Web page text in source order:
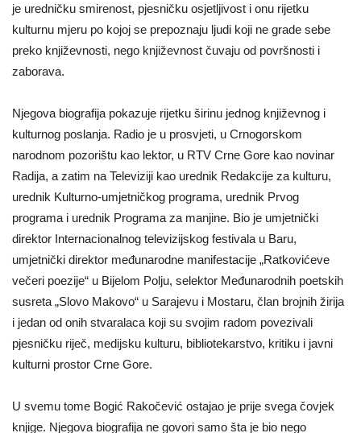
je uredničku smirenost, pjesničku osjetljivost i onu rijetku
kulturnu mjeru po kojoj se prepoznaju ljudi koji ne grade sebe
preko književnosti, nego književnost čuvaju od površnosti i
zaborava.
Njegova biografija pokazuje rijetku širinu jednog književnog i
kulturnog poslanja. Radio je u prosvjeti, u Crnogorskom
narodnom pozorištu kao lektor, u RTV Crne Gore kao novinar
Radija, a zatim na Televiziji kao urednik Redakcije za kulturu,
urednik Kulturno-umjetničkog programa, urednik Prvog
programa i urednik Programa za manjine. Bio je umjetnički
direktor Internacionalnog televizijskog festivala u Baru,
umjetnički direktor međunarodne manifestacije „Ratkovićeve
večeri poezije“ u Bijelom Polju, selektor Međunarodnih poetskih
susreta „Slovo Makovo“ u Sarajevu i Mostaru, član brojnih žirija
i jedan od onih stvaralaca koji su svojim radom povezivali
pjesničku riječ, medijsku kulturu, bibliotekarstvo, kritiku i javni
kulturni prostor Crne Gore.
U svemu tome Bogić Rakočević ostajao je prije svega čovjek
knjige. Njegova biografija ne govori samo šta je bio nego